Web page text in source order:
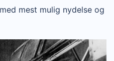
mest mulig nydelse og